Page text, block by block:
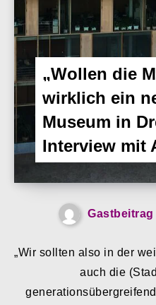
„Wollen die
wirklich ein
Museum in
Interview mit
Gastbeitrag
„Wir sollten also in der
auch die